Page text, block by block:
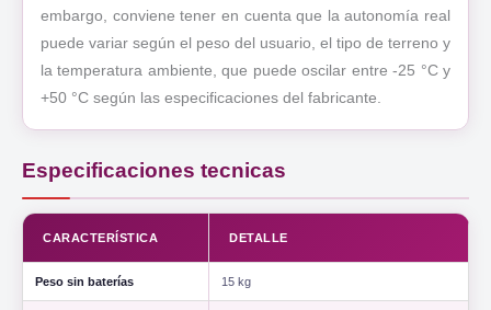
embargo, conviene tener en cuenta que la autonomía real
puede variar según el peso del usuario, el tipo de terreno y
la temperatura ambiente, que puede oscilar entre -25 °C y
+50 °C según las especificaciones del fabricante.
Especificaciones tecnicas
CARACTERÍSTICA DETALLE
Peso sin baterías 15 kg